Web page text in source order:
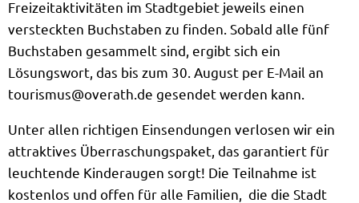
Freizeitaktivitäten im Stadtgebiet jeweils einen
versteckten Buchstaben zu finden. Sobald alle fünf
Buchstaben gesammelt sind, ergibt sich ein
Lösungswort, das bis zum 30. August per E-Mail an
tourismus@overath.de gesendet werden kann.
Unter allen richtigen Einsendungen verlosen wir ein
attraktives Überraschungspaket, das garantiert für
leuchtende Kinderaugen sorgt! Die Teilnahme ist
kostenlos und offen für alle Familien, die die Stadt